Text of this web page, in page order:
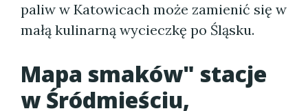
paliw w Katowicach może zamienić się w
małą kulinarną wycieczkę po Śląsku.
Mapa smaków" stacje
w Śródmieściu,